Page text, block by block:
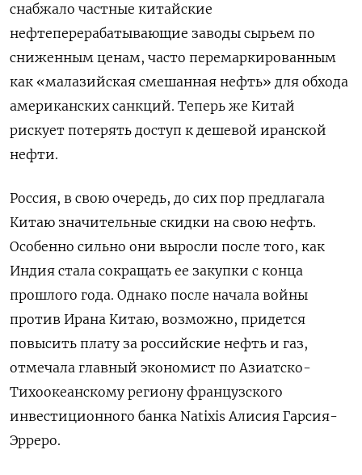
снабжало частные китайские
нефтеперерабатывающие заводы сырьем по
сниженным ценам, часто перемаркированным
как «малазийская смешанная нефть» для обхода
американских санкций. Теперь же Китай
рискует потерять доступ к дешевой иранской
нефти.
Россия, в свою очередь, до сих пор предлагала
Китаю значительные скидки на свою нефть.
Особенно сильно они выросли после того, как
Индия стала сокращать ее закупки с конца
прошлого года. Однако после начала войны
против Ирана Китаю, возможно, придется
повысить плату за российские нефть и газ,
отмечала главный экономист по Азиатско-
Тихоокеанскому региону французского
инвестиционного банка Natixis Алисия Гарсия-
Эрреро.